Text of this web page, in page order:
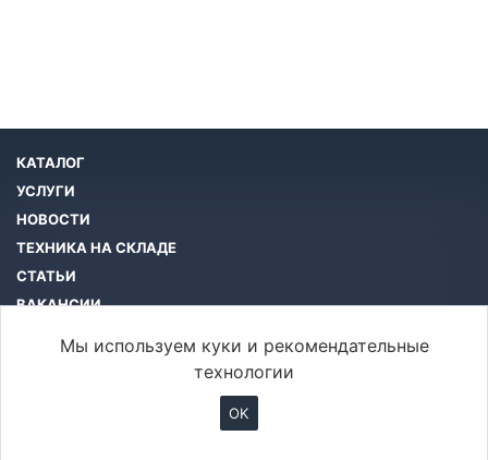
КАТАЛОГ
УСЛУГИ
НОВОСТИ
ТЕХНИКА НА СКЛАДЕ
СТАТЬИ
ВАКАНСИИ
Мы используем куки и рекомендательные
технологии
OK